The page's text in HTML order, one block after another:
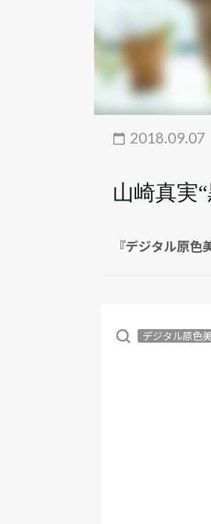
2018.09.07
山崎真実
『デジタル原
デジタル原色